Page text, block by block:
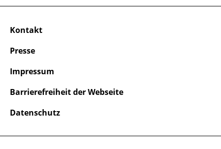
Kontakt
Presse
Impressum
Barrierefreiheit der Webseite
Datenschutz